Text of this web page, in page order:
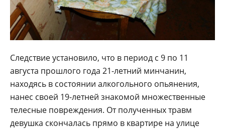
Следствие установило, что в период с 9 по 11
августа прошлого года 21-летний минчанин,
находясь в состоянии алкогольного опьянения,
нанес своей 19-летней знакомой множественные
телесные повреждения. От полученных травм
девушка скончалась прямо в квартире на улице